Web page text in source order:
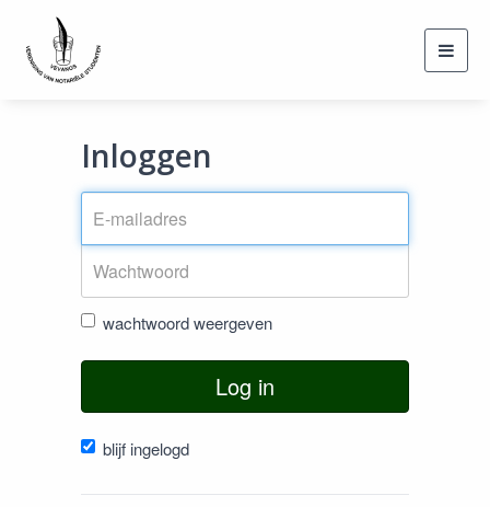
Inloggen
wachtwoord weergeven
Log in
blijf ingelogd